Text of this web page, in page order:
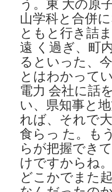
う。東 大の原
山学科と合併
ともと行き詰
遠 く過ぎ、町
るといった、
とはわかって
電力 会社に話
い、県知事と
れば、それで
食らっ た。も
らが把握でき
けですからね
どこかでまた